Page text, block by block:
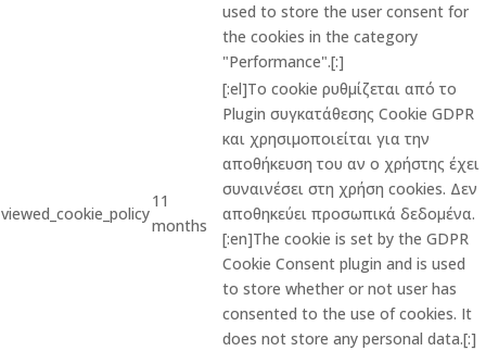
used to store the user consent for
the cookies in the category
"Performance".[:]
viewed_cookie_policy
11
months
[:el]Το cookie ρυθμίζεται από το
Plugin συγκατάθεσης Cookie GDPR
και χρησιμοποιείται για την
αποθήκευση του αν ο χρήστης έχει
συναινέσει στη χρήση cookies. Δεν
αποθηκεύει προσωπικά δεδομένα.
[:en]The cookie is set by the GDPR
Cookie Consent plugin and is used
to store whether or not user has
consented to the use of cookies. It
does not store any personal data.[:]